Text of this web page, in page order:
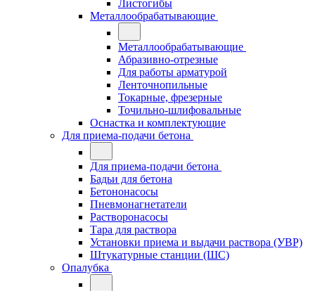
Листогибы
Металлообрабатывающие
Металлообрабатывающие
Абразивно-отрезные
Для работы арматурой
Ленточнопильные
Токарные, фрезерные
Точильно-шлифовальные
Оснастка и комплектующие
Для приема-подачи бетона
Для приема-подачи бетона
Бадьи для бетона
Бетононасосы
Пневмонагнетатели
Растворонасосы
Тара для раствора
Установки приема и выдачи раствора (УВР)
Штукатурные станции (ШС)
Опалубка